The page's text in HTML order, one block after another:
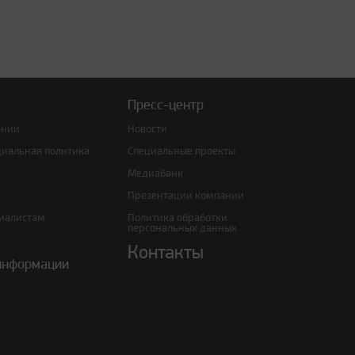
политика
Пресс-центр
Новости
Специальные проекты
Медиабанк
Презентации компании
Политика обработки
персональных данных
Контакты